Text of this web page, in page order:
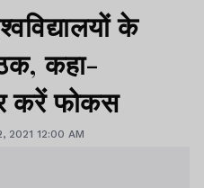
के
कहा-
करें फोकस
2021 12:00 AM